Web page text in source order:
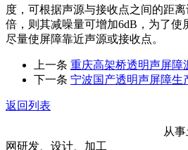
度，可根据声源与接收点之间的距
倍，则其减噪量可增加6dB，为了使
尽量使屏障靠近声源或接收点。
上一条 重庆高架桥透明声屏障
下一条 宁波国产透明声屏障生
返回列表
从
网研发、设计、加工